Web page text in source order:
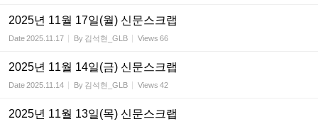
2025년 11월 17일(월) 신문스크랩
Date2025.11.17 By 김석현_GLB Views 66
2025년 11월 14일(금) 신문스크랩
Date2025.11.14 By 김석현_GLB Views 42
2025년 11월 13일(목) 신문스크랩